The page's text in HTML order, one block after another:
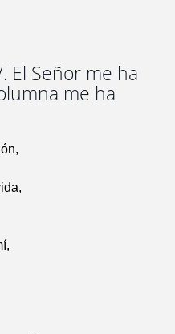
El Señor me ha
me ha